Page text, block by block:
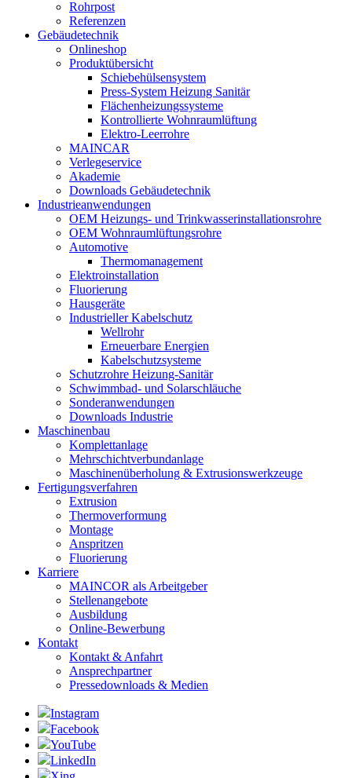
Rohrpost
Referenzen
Gebäudetechnik
Onlineshop
Produktübersicht
Schiebehülsensystem
Press-System Heizung Sanitär
Flächenheizungssysteme
Kontrollierte Wohnraumlüftung
Elektro-Leerrohre
MAINCAR
Verlegeservice
Akademie
Downloads Gebäudetechnik
Industrieanwendungen
OEM Heizungs- und Trinkwasserinstallationsrohre
OEM Wohnraumlüftungsrohre
Automotive
Thermomanagement
Elektroinstallation
Fluorierung
Hausgeräte
Industrieller Kabelschutz
Wellrohr
Erneuerbare Energien
Kabelschutzsysteme
Schutzrohre Heizung-Sanitär
Schwimmbad- und Solarschläuche
Sonderanwendungen
Downloads Industrie
Maschinenbau
Komplettanlage
Mehrschichtverbundanlage
Maschinenüberholung & Extrusionswerkzeuge
Fertigungsverfahren
Extrusion
Thermoverformung
Montage
Anspritzen
Fluorierung
Karriere
MAINCOR als Arbeitgeber
Stellenangebote
Ausbildung
Online-Bewerbung
Kontakt
Kontakt & Anfahrt
Ansprechpartner
Pressedownloads & Medien
Instagram
Facebook
YouTube
LinkedIn